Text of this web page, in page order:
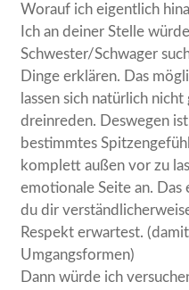
Worauf ich eigentlich
Ich an deiner Stelle
Schwester/Schwager
Dinge erklären. Das
lassen sich natürlich
dreinreden. Deswegen
bestimmtes
komplett außen vor zu
emotionale Seite an.
du dir
Respekt erwartest.
Umgangsformen)
Dann würde ich